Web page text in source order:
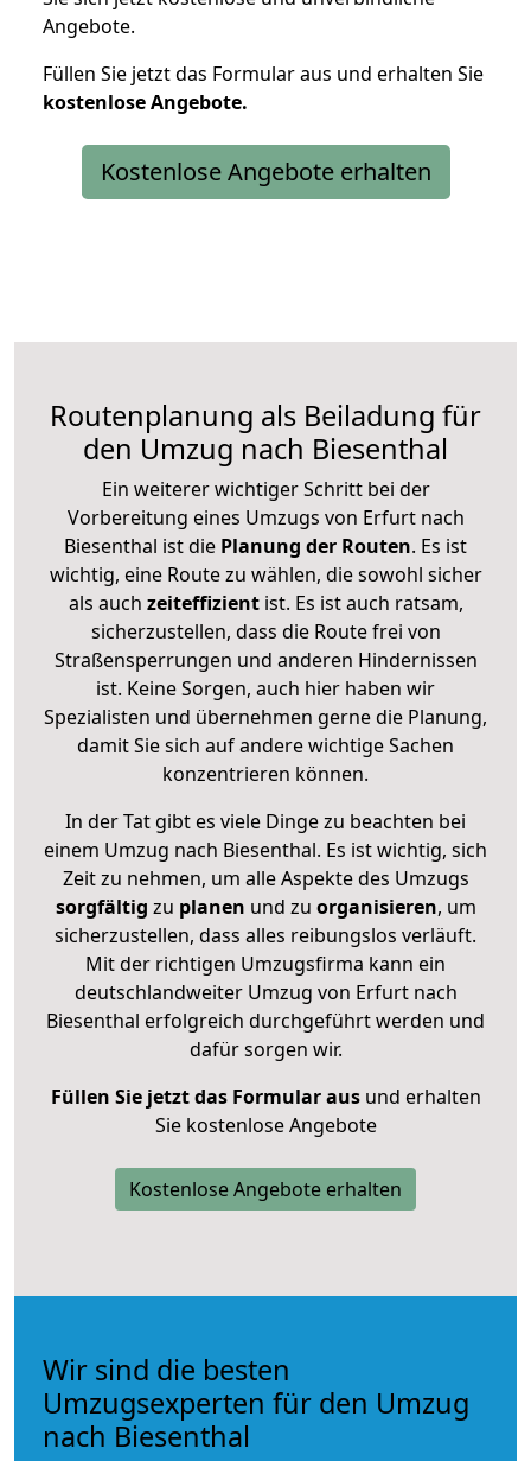
Angebote.
Füllen Sie jetzt das Formular aus und erhalten Sie
kostenloseAngebote.
Kostenlose Angebote erhalten
Routenplanung als Beiladung für
den Umzug nach Biesenthal
Ein weiterer wichtiger Schritt bei der
Vorbereitung eines Umzugs von Erfurt nach
Biesenthal ist die Planung der Routen. Es ist
wichtig, eine Route zu wählen, die sowohl sicher
als auch zeiteffizientist. Es ist auch ratsam,
sicherzustellen, dass die Route frei von
Straßensperrungen und anderen Hindernissen
ist. Keine Sorgen, auch hier haben wir
Spezialisten und übernehmen gerne die Planung,
damit Sie sich auf andere wichtige Sachen
konzentrieren können.
In der Tat gibt es viele Dinge zu beachten bei
einem Umzug nach Biesenthal. Es ist wichtig, sich
Zeit zu nehmen, um alle Aspekte des Umzugs
sorgfältig zu planen und zu organisieren, um
sicherzustellen, dass alles reibungslos verläuft.
Mit der richtigen Umzugsfirma kann ein
deutschlandweiter Umzug von Erfurt nach
Biesenthal erfolgreich durchgeführt werden und
dafür sorgen wir.
Füllen Sie jetzt das Formular ausund erhalten
Sie kostenlose Angebote
Kostenlose Angebote erhalten
Wir sind die besten
Umzugsexperten für den Umzug
nach Biesenthal